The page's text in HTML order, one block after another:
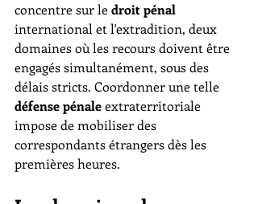
concentre sur le droit pénal
international et l'extradition, deux
domaines où les recours doivent être
engagés simultanément, sous des
délais stricts. Coordonner une telle
défense pénale extraterritoriale
impose de mobiliser des
correspondants étrangers dès les
premières heures.